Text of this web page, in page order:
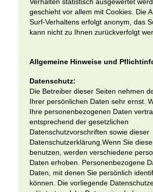
Verhalten statistisch ausgewertet
geschieht vor allem mit Cookies. Die
Surf-Verhaltens erfolgt anonym, das
kann nicht zu Ihnen zurückverfolgt
Allgemeine Hinweise und
Datenschutz:
Die Betreiber dieser Seiten nehmen
Ihrer persönlichen Daten sehr ernst.
Ihre personenbezogenen Daten
entsprechend der gesetzlichen
Datenschutzvorschriften sowie dieser
Datenschutzerklärung.Wenn Sie
benutzen, werden verschiedene
Daten erhoben. Personenbezogene
Daten, mit denen Sie persönlich
können. Die vorliegende